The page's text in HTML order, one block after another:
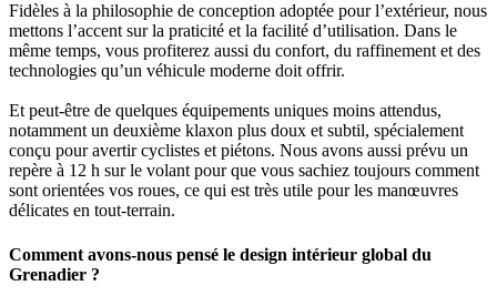
Fidèles à la philosophie de conception adoptée pour l’extérieur, nous
mettons l’accent sur la praticité et la facilité d’utilisation. Dans le
même temps, vous profiterez aussi du confort, du raffinement et des
technologies qu’un véhicule moderne doit offrir.
Et peut-être de quelques équipements uniques moins attendus,
notamment un deuxième klaxon plus doux et subtil, spécialement
conçu pour avertir cyclistes et piétons. Nous avons aussi prévu un
repère à 12 h sur le volant pour que vous sachiez toujours comment
sont orientées vos roues, ce qui est très utile pour les manœuvres
délicates en tout-terrain.
Comment avons-nous pensé le design intérieur global du
Grenadier ?